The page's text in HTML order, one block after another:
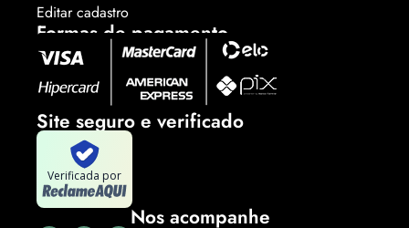
Editar cadastro
Formas de pagamento
Site seguro e verificado
Verificada por
Nos acompanhe